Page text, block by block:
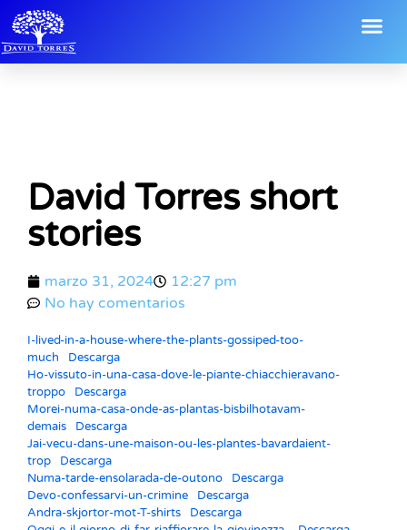
David Torres short
stories
marzo 31, 2024
12:27 pm
No hay comentarios
I-lived-in-a-house-where-the-plants-gossiped-too-
much
Descarga
Ho-vissuto-in-una-casa-dove-le-piante-chiacchieravano-
troppo
Descarga
Morei-numa-casa-onde-as-plantas-bisbilhotavam-
demais
Descarga
Jai-vecu-dans-une-maison-ou-les-plantes-bavardaient-
trop
Descarga
Numa-tarde-ensolarada-de-outono
Descarga
Devo-confessarvi-un-crimine
Descarga
Andra-skjortor-mot-T-shirts
Descarga